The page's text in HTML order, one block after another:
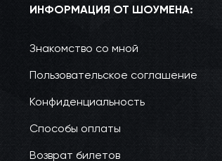
ИНФОРМАЦИЯ ОТ ШОУМЕНА:
Знакомство со мной
Пользовательское соглашение
Конфиденциальность
Способы оплаты
Возврат билетов